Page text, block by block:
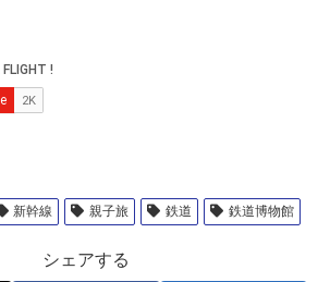
新幹線 親子旅 鉄道 鉄道博物館
シェアする